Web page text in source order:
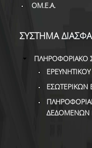
ΟΜ.Ε.Α.
ΣΥΣΤΗΜΑ
ΠΛΗΡΟΦΟΡΙΑΚΟ
ΕΣΩΤΕΡΙΚΩΝ
ΔΕΔΟΜΕΝΩΝ